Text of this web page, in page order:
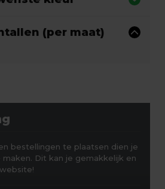
(per maat)
bestellingen te plaatsen dien je
Dit kan je gemakkelijk en